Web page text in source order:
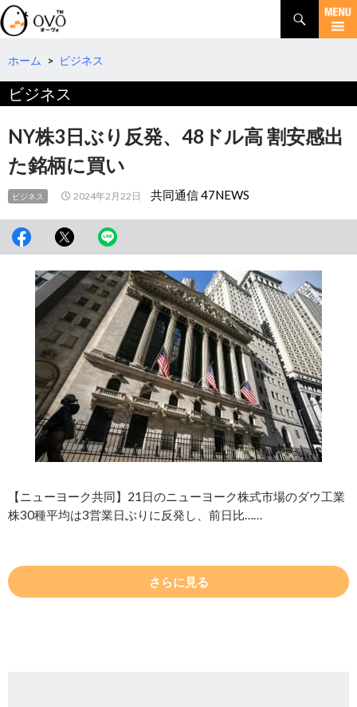
検
索
コ
テ
へ
移
動
ホーム > ビジネス
ビジネス
NY株3日ぶり反発、48ドル高 割安感出
た銘柄に買い
ビジネス 2024年2月22日 共同通信 47NEWS
【ニューヨーク共同】21日のニューヨーク株式市場のダウ工業
株30種平均は3営業日ぶりに反発し、前日比……
さらに見る